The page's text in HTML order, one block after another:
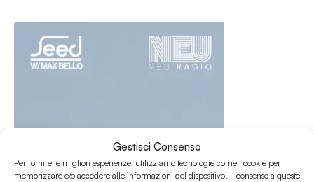
Gestisci Consenso
Per fornire le migliori esperienze, utilizziamo tecnologie come i cookie per
memorizzare e/o accedere alle informazioni del dispositivo. Il consenso a queste